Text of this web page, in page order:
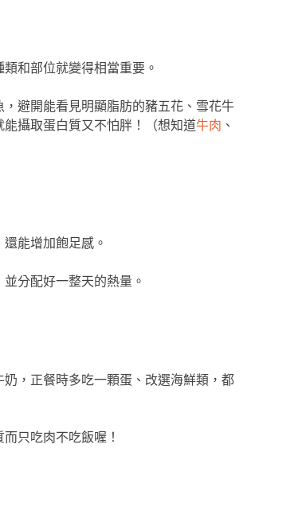
和部位就變得相當重要。
避開能看見明顯脂肪的豬五花、雪花牛
攝取蛋白質又不怕胖！（想知道牛肉 、
能增加飽足感。
分配好一整天的熱量。
，正餐時多吃一顆蛋、改選海鮮類，都
只吃肉不吃飯喔！